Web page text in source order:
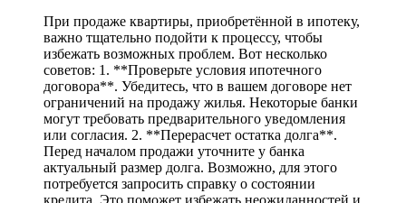
При продаже квартиры, приобретённой в ипотеку,
важно тщательно подойти к процессу, чтобы
избежать возможных проблем. Вот несколько
советов: 1. **Проверьте условия ипотечного
договора**. Убедитесь, что в вашем договоре нет
ограничений на продажу жилья. Некоторые банки
могут требовать предварительного уведомления
или согласия. 2. **Перерасчет остатка долга**.
Перед началом продажи уточните у банка
актуальный размер долга. Возможно, для этого
потребуется запросить справку о состоянии